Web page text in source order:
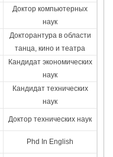
Доктор компьютерных
наук
Докторантура в области
танца, кино и театра
Кандидат экономических
наук
Кандидат технических
наук
Доктор технических наук
Phd In English